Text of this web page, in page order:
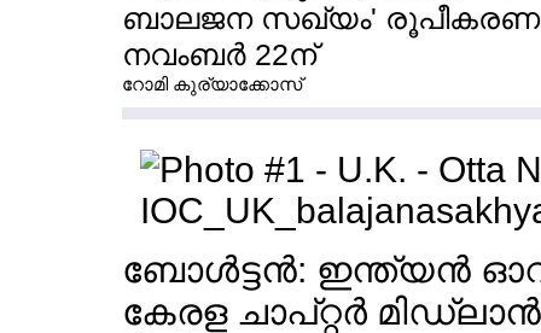
ബാലജന സഖ്യം'
നവംബര്‍ 22ന്
റോമി കുര്യാക്കോസ്
ബോള്‍ട്ടന്‍: ഇന്ത്യന്‍
കേരള ചാപ്റ്റര്‍